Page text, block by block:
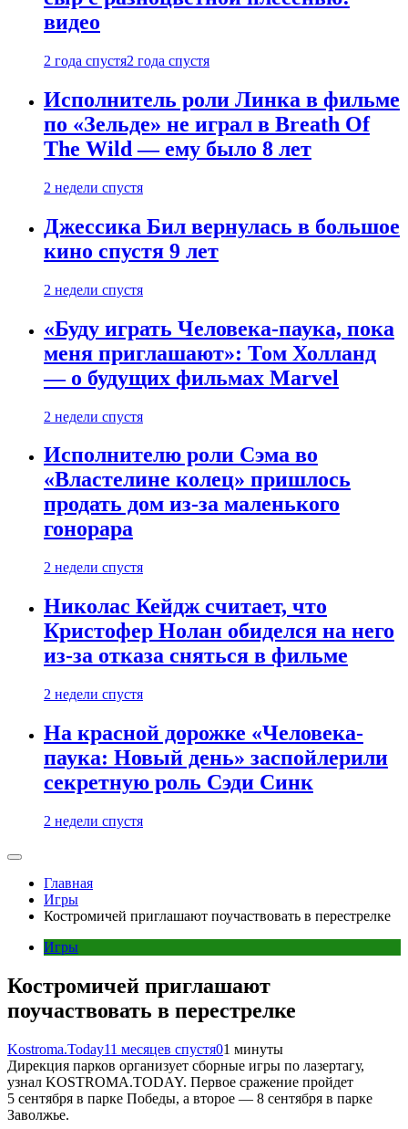
видео
2 года спустя2 года спустя
Исполнитель роли Линка в фильме
по «Зельде» не играл в Breath Of
The Wild — ему было 8 лет
2 недели спустя
Джессика Бил вернулась в большое
кино спустя 9 лет
2 недели спустя
«Буду играть Человека-паука, пока
меня приглашают»: Том Холланд
— о будущих фильмах Marvel
2 недели спустя
Исполнителю роли Сэма во
«Властелине колец» пришлось
продать дом из-за маленького
гонорара
2 недели спустя
Николас Кейдж считает, что
Кристофер Нолан обиделся на него
из-за отказа сняться в фильме
2 недели спустя
На красной дорожке «Человека-
паука: Новый день» заспойлерили
секретную роль Сэди Синк
2 недели спустя
Главная
Игры
Костромичей приглашают поучаствовать в перестрелке
Игры
Костромичей приглашают
поучаствовать в перестрелке
Kostroma.Today11 месяцев спустя01 минуты
Дирекция парков организует сборные игры по лазертагу,
узнал KOSTROMA.TODAY. Первое сражение пройдет
5 сентября в парке Победы, а второе — 8 сентября в парке
Заволжье.